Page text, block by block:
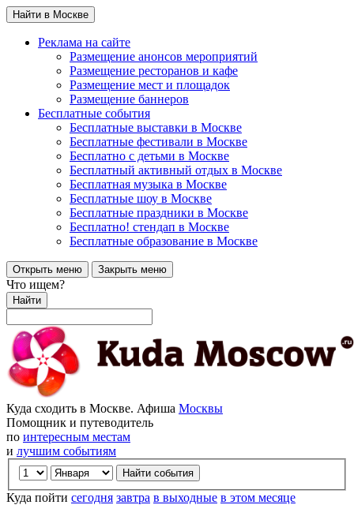
Найти в Москве
Реклама на сайте
Размещение анонсов мероприятий
Размещение ресторанов и кафе
Размещение мест и площадок
Размещение баннеров
Бесплатные события
Бесплатные выставки в Москве
Бесплатные фестивали в Москве
Бесплатно с детьми в Москве
Бесплатный активный отдых в Москве
Бесплатная музыка в Москве
Бесплатные шоу в Москве
Бесплатные праздники в Москве
Бесплатно! стендап в Москве
Бесплатные образование в Москве
Открыть меню Закрыть меню
Что ищем?
Найти
Куда сходить в Москве. Афиша Москвы
Помощник и путеводитель
по интересным местам
и лучшим событиям
Куда пойти сегодня завтра в выходные в этом месяце